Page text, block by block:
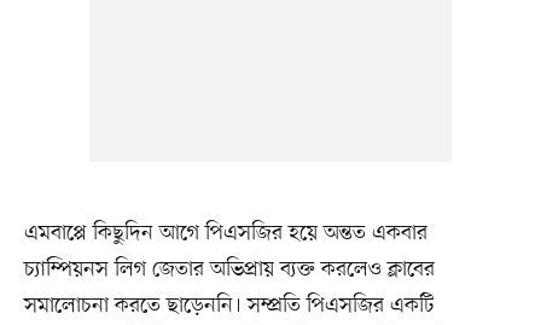
এমবাপ্পে কিছুদিন আগে পিএসজির হয়ে অন্তত একবার
চ্যাম্পিয়নস লিগ জেতার অভিপ্রায় ব্যক্ত করলেও ক্লাবের
সমালোচনা করতে ছাড়েননি। সম্প্রতি পিএসজির একটি